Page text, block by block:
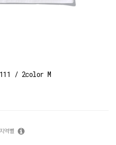
/ 2color M
지역별